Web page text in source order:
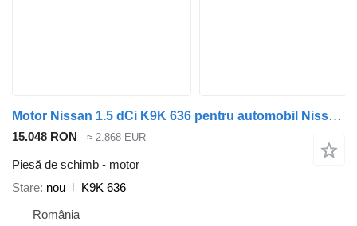
Motor Nissan 1.5 dCi K9K 636 pentru automobil Nissan Qashqai Nissan NV200 Nissan Juke Renault Scénic Renault Mégane Renault Kangoo
15.048 RON ≈ 2.868 EUR
Piesă de schimb - motor
Stare nou
K9K 636
România